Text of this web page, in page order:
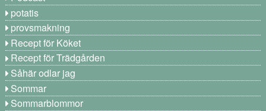
potatis
provsmakning
Recept för Köket
Recept för Trädgården
Såhär odlar jag
Sommar
Sommarblommor